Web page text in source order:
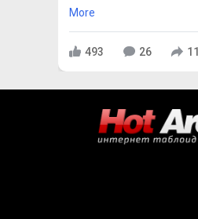
More
493 26